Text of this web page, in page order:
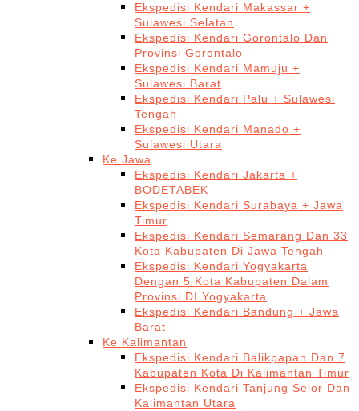
Ekspedisi Kendari Makassar +
Sulawesi Selatan
Ekspedisi Kendari Gorontalo Dan
Provinsi Gorontalo
Ekspedisi Kendari Mamuju +
Sulawesi Barat
Ekspedisi Kendari Palu + Sulawesi
Tengah
Ekspedisi Kendari Manado +
Sulawesi Utara
Ke Jawa
Ekspedisi Kendari Jakarta +
BODETABEK
Ekspedisi Kendari Surabaya + Jawa
Timur
Ekspedisi Kendari Semarang Dan 33
Kota Kabupaten Di Jawa Tengah
Ekspedisi Kendari Yogyakarta
Dengan 5 Kota Kabupaten Dalam
Provinsi DI Yogyakarta
Ekspedisi Kendari Bandung + Jawa
Barat
Ke Kalimantan
Ekspedisi Kendari Balikpapan Dan 7
Kabupaten Kota Di Kalimantan Timur
Ekspedisi Kendari Tanjung Selor Dan
Kalimantan Utara